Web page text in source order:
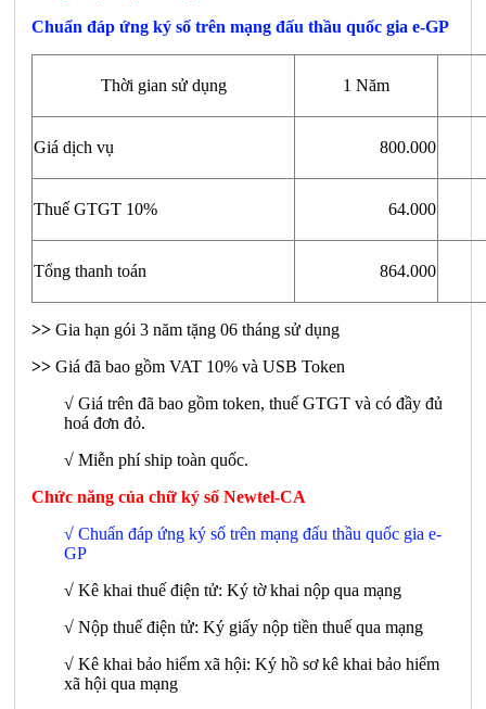
Chuẩn đáp ứng ký số trên mạng đấu thầu quốc gia e-GP
Thời gian sử dụng 1 Năm
Giá dịch vụ 800.000
Thuế GTGT 10% 64.000
Tổng thanh toán 864.000
>> Gia hạn gói 3 năm tặng 06 tháng sử dụng
>> Giá đã bao gồm VAT 10% và USB Token
√ Giá trên đã bao gồm token, thuế GTGT và có đầy đủ
hoá đơn đỏ.
√ Miễn phí ship toàn quốc.
Chức năng của chữ ký số Newtel-CA
√ Chuẩn đáp ứng ký số trên mạng đấu thầu quốc gia e-
GP
√ Kê khai thuế điện tử: Ký tờ khai nộp qua mạng
√ Nộp thuế điện tử: Ký giấy nộp tiền thuế qua mạng
√ Kê khai bảo hiểm xã hội: Ký hồ sơ kê khai bảo hiểm
xã hội qua mạng